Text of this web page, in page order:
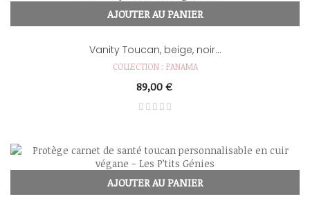
AJOUTER AU PANIER
Vanity Toucan, beige, noir...
COLLECTION : PANAMA
89,00 €
AJOUTER AU PANIER